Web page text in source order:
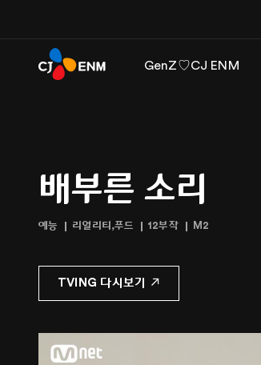
GenZ♡CJ ENM
배부른 소리
예능 리얼리티,푸드 12부작 M2
TVING 다시보기